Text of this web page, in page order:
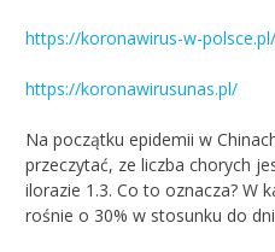
https://koronawirus-w-polsce.pl/
https://koronawirusunas.pl/
Na początku epidemii w
przeczytać, ze liczba chorych
ilorazie 1.3. Co to oznacza? W
rośnie o 30% w stosunku do